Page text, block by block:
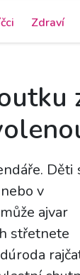
Zdraví
Děti
v
ajvar
střetnete